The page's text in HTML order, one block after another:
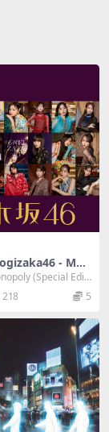
- Mon
Edition) 202
[Hi-Res Fla
(Special Editi
218 5